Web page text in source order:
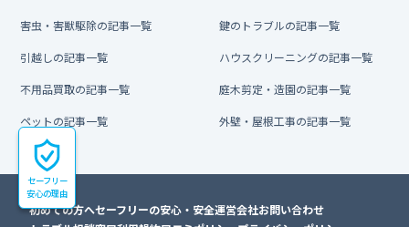
セーフリー
安心の理由
害虫・害獣駆除の記事一覧 鍵のトラブルの記事一覧
引越しの記事一覧 ハウスクリーニングの記事一覧
不用品買取の記事一覧 庭木剪定・造園の記事一覧
ペットの記事一覧 外壁・屋根工事の記事一覧
初めての方へセーフリーの安心・安全運営会社お問い合わせ